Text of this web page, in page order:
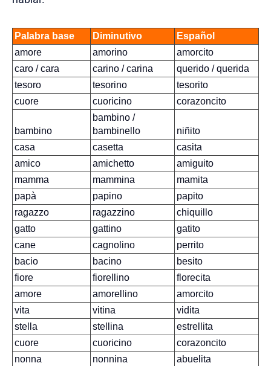
Palabra base Diminutivo
Español
amore
amorino
amorcito
caro / cara
carino / carina
querido / querida
tesoro
tesorino
tesorito
cuore
cuoricino corazoncito
bambino
bambino /
bambinello
niñito
casa
casetta
casita
amico
amichetto
amiguito
mamma
mammina
mamita
papà
papino
papito
ragazzo
ragazzino
chiquillo
gatto
gattino
gatito
cane
cagnolino
perrito
bacio
bacino
besito
fiore
fiorellino
florecita
amore
amorellino
amorcito
vita
vitina
vidita
stella
stellina
estrellita
cuore
cuoricino
corazoncito
nonna
nonnina
abuelita